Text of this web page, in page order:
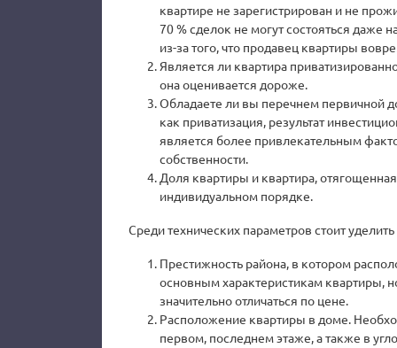
квартире не зарегистрирован и не
70 % сделок не могут состояться даже
из-за того, что продавец квартиры
Является ли квартира
она оценивается дороже.
Обладаете ли вы перечнем первичной
как приватизация, результат
является более привлекательным
собственности.
Доля квартиры и квартира,
индивидуальном порядке.
Среди технических параметров стоит
Престижность района, в котором
основным характеристикам квартиры,
значительно отличаться по цене.
Расположение квартиры в доме.
первом, последнем этаже, а также в